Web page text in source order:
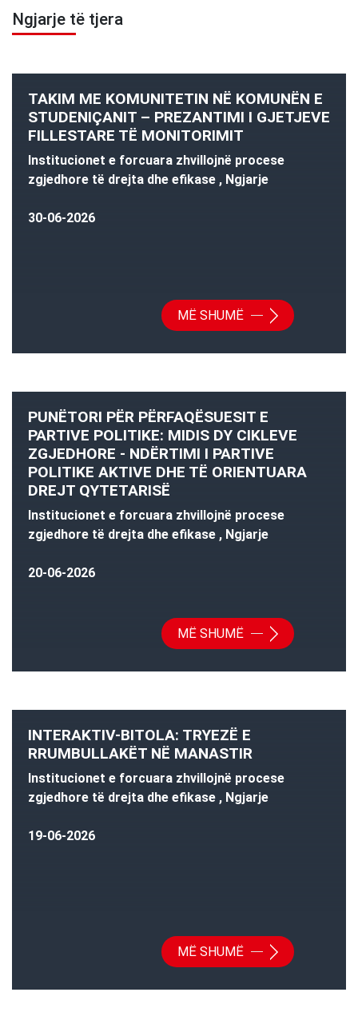
Ngjarje të tjera
TAKIM ME KOMUNITETIN NË KOMUNËN E
STUDENIÇANIT – PREZANTIMI I GJETJEVE
FILLESTARE TË MONITORIMIT
Institucionet e forcuara zhvillojnë procese
zgjedhore të drejta dhe efikase , Ngjarje
30-06-2026
MË SHUMË
PUNËTORI PËR PËRFAQËSUESIT E
PARTIVE POLITIKE: MIDIS DY CIKLEVE
ZGJEDHORE - NDËRTIMI I PARTIVE
POLITIKE AKTIVE DHE TË ORIENTUARA
DREJT QYTETARISË
Institucionet e forcuara zhvillojnë procese
zgjedhore të drejta dhe efikase , Ngjarje
20-06-2026
MË SHUMË
INTERAKTIV-BITOLA: TRYEZË E
RRUMBULLAKËT NË MANASTIR
Institucionet e forcuara zhvillojnë procese
zgjedhore të drejta dhe efikase , Ngjarje
19-06-2026
MË SHUMË